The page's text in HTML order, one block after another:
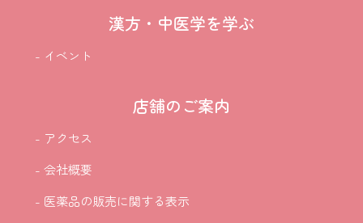
漢方・中医学を学ぶ
- イベント
店舗のご案内
- アクセス
- 会社概要
- 医薬品の販売に関する表示